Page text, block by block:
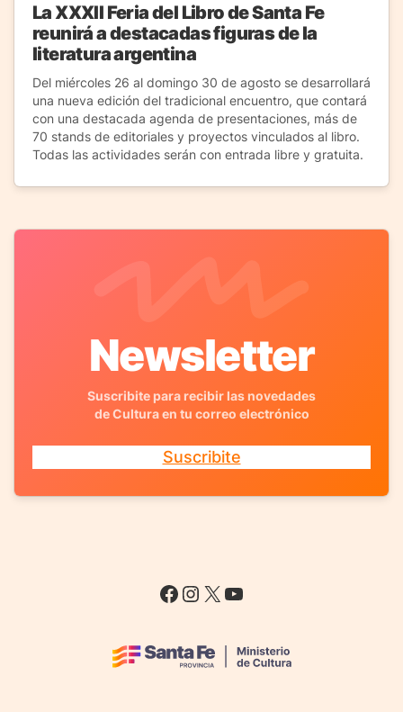
La XXXII Feria del Libro de Santa Fe
reunirá a destacadas figuras de la
literatura argentina
Del miércoles 26 al domingo 30 de agosto se desarrollará
una nueva edición del tradicional encuentro, que contará
con una destacada agenda de presentaciones, más de
70 stands de editoriales y proyectos vinculados al libro.
Todas las actividades serán con entrada libre y gratuita.
Newsletter
Suscribite para recibir las novedades
de Cultura en tu correo electrónico
Suscribite
Facebook
Instagram
X YouTube